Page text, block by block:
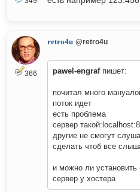
366
retro4u @retro4u
pawel-engrafпишет:
почитал много
поток идет
есть проблема
сервер
другие не смогут
сделать чтоб все
и можно ли
сервер у хостера